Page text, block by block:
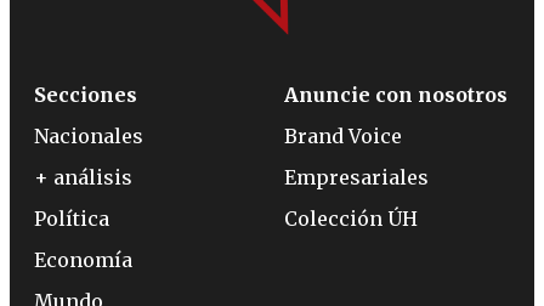
Secciones
Nacionales
+ análisis
Política
Economía
Mundo
Anuncie con nosotros
Brand Voice
Empresariales
Colección ÚH